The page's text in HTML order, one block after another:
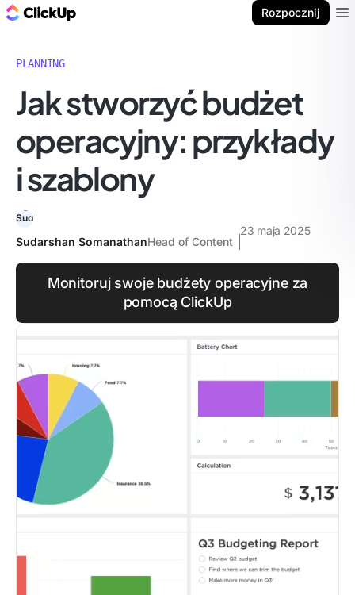
Rozpocznij
PLANNING
Jak stworzyć budżet
operacyjny: przykłady
i szablony
Sudarshan SomanathanHead of Content
23 maja 2025
Monitoruj swoje budżety operacyjne za
pomocą ClickUp